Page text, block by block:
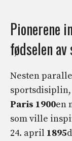
Pionerene
fødselen
Nesten
Paris 1900en
som ville
24. april 1895